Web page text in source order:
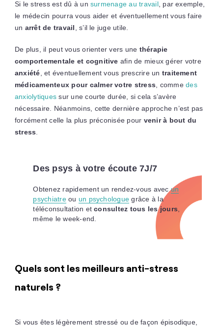
Si le stress est dû à un surmenage au travail, par exemple,
le médecin pourra vous aider et éventuellement vous faire
un arrêt de travail , s’il le juge utile.
De plus, il peut vous orienter vers une thérapie
comportementale et cognitive afin de mieux gérer votre
anxiété , et éventuellement vous prescrire un traitement
médicamenteux pour calmer votre stress , commedes
anxiolytiques sur une courte durée, si cela s’avère
nécessaire. Néanmoins, cette dernière approche n’est pas
forcément celle la plus préconisée pour venir à bout du
stress
Des psys à votre écoute 7J/7
Obtenez rapidement un rendez-vous avecun
psychiatreou un psychologue grâce à la
téléconsultation etconsultez tous les jours
même le week-end.
Quels sont les meilleurs anti-stress
naturels ?
Si vous êtes légèrement stressé ou de façon épisodique,